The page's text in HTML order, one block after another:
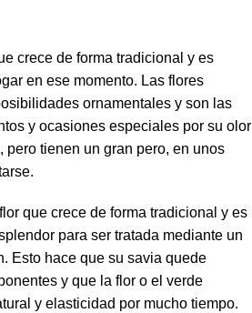
crece de forma tradicional y es
en ese momento. Las flores
ornamentales y son las
y ocasiones especiales por su olor
pero tienen un gran pero, en unos
que crece de forma tradicional y es
para ser tratada mediante un
Esto hace que su savia quede
y que la flor o el verde
y elasticidad por mucho tiempo.